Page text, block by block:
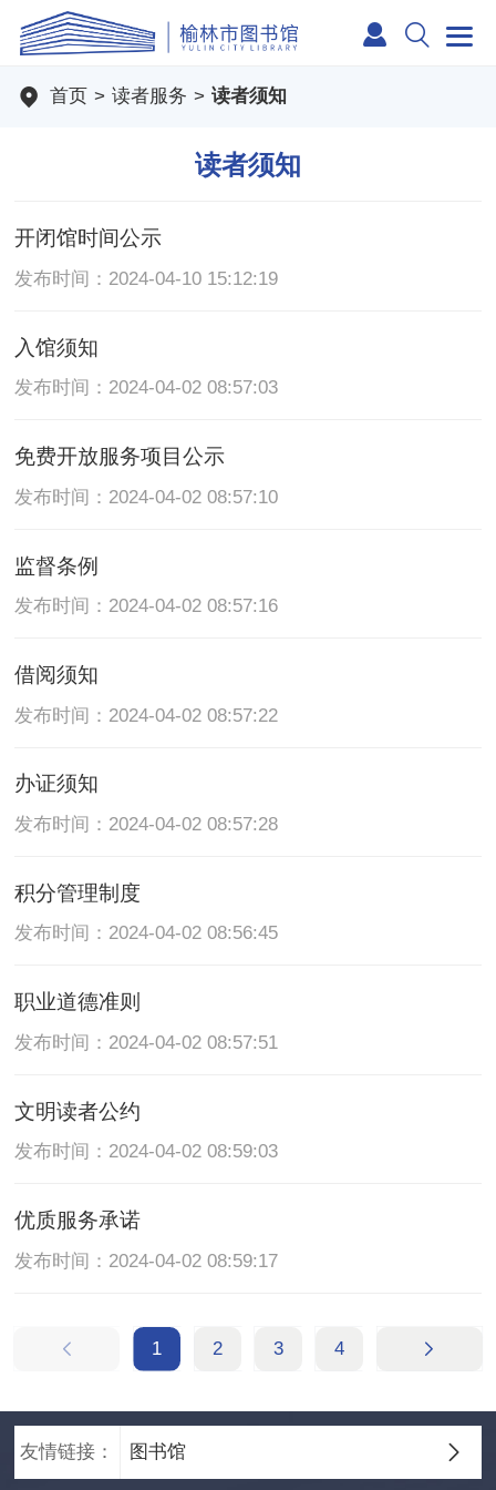
首页 > 读者服务 > 读者须知
读者须知
开闭馆时间公示
发布时间：2024-04-10 15:12:19
入馆须知
发布时间：2024-04-02 08:57:03
免费开放服务项目公示
发布时间：2024-04-02 08:57:10
监督条例
发布时间：2024-04-02 08:57:16
借阅须知
发布时间：2024-04-02 08:57:22
办证须知
发布时间：2024-04-02 08:57:28
积分管理制度
发布时间：2024-04-02 08:56:45
职业道德准则
发布时间：2024-04-02 08:57:51
文明读者公约
发布时间：2024-04-02 08:59:03
优质服务承诺
发布时间：2024-04-02 08:59:17
1 2 3 4
友情链接： 图书馆